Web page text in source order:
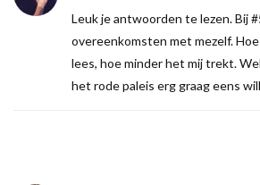
Leuk je antwoorden te lezen. Bij
overeenkomsten met mezelf.
lees, hoe minder het mij trekt.
het rode paleis erg graag eens